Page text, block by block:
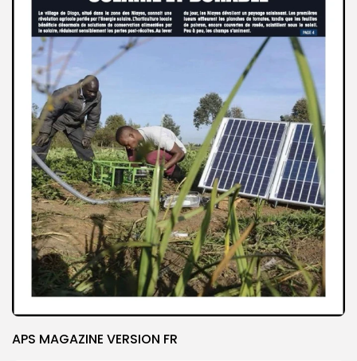
APS MAGAZINE VERSION FR